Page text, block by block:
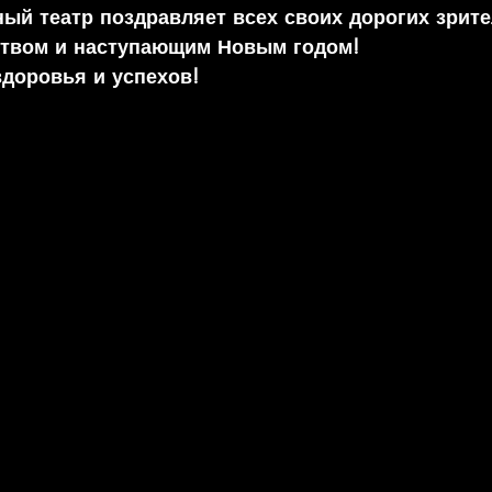
театр поздравляет всех своих дорогих
и наступающим Новым годом!
и успехов!